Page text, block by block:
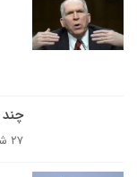
۲۷ شهریور ۱۳۹۱